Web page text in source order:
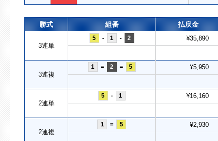
勝式 組番 払戻金
3連単
5 - 1 - 2 ¥35,890
3連複
1 = 2 = 5 ¥5,950
2連単
5 - 1 ¥16,160
2連複
1 = 5 ¥2,930